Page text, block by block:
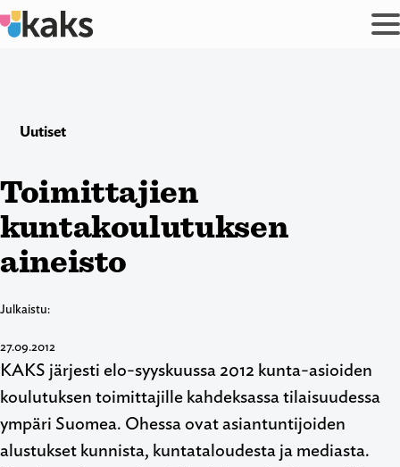
Siirry
sisältöön
Uutiset
Toimittajien
kuntakoulutuksen
aineisto
Julkaistu:
27.09.2012
KAKS järjesti elo-syyskuussa 2012 kunta-asioiden
koulutuksen toimittajille kahdeksassa tilaisuudessa
ympäri Suomea. Ohessa ovat asiantuntijoiden
alustukset kunnista, kuntataloudesta ja mediasta.